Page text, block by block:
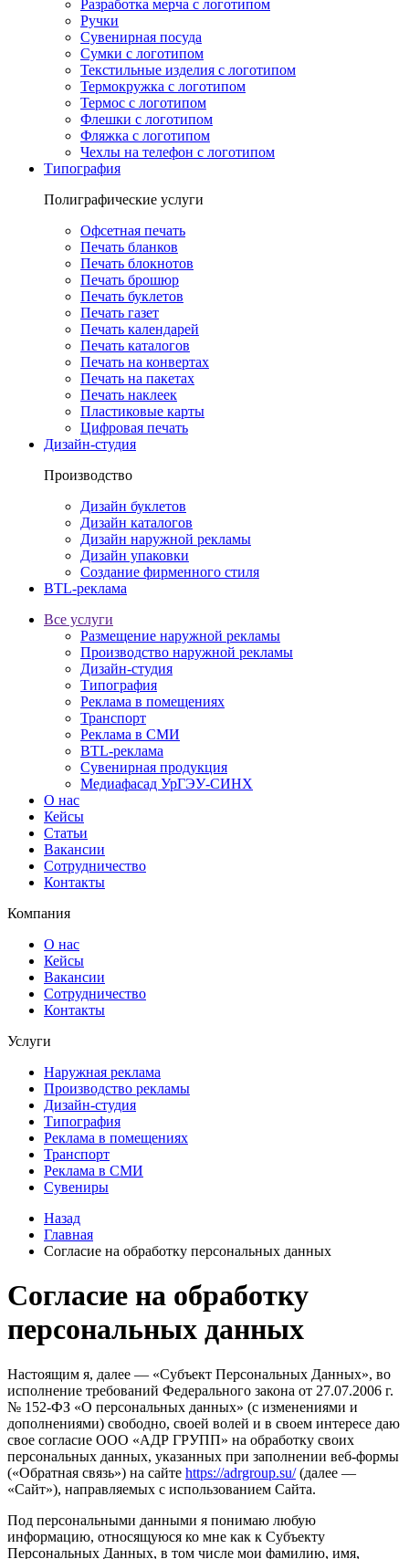
Разработка мерча с логотипом
Ручки
Сувенирная посуда
Сумки с логотипом
Текстильные изделия с логотипом
Термокружка с логотипом
Термос с логотипом
Флешки с логотипом
Фляжка с логотипом
Чехлы на телефон с логотипом
Типография
Полиграфические услуги
Офсетная печать
Печать бланков
Печать блокнотов
Печать брошюр
Печать буклетов
Печать газет
Печать календарей
Печать каталогов
Печать на конвертах
Печать на пакетах
Печать наклеек
Пластиковые карты
Цифровая печать
Дизайн-студия
Производство
Дизайн буклетов
Дизайн каталогов
Дизайн наружной рекламы
Дизайн упаковки
Создание фирменного стиля
BTL-реклама
Все услуги
Размещение наружной рекламы
Производство наружной рекламы
Дизайн-студия
Типография
Реклама в помещениях
Транспорт
Реклама в СМИ
BTL-реклама
Сувенирная продукция
Медиафасад УрГЭУ-СИНХ
О нас
Кейсы
Статьи
Вакансии
Сотрудничество
Контакты
Компания
О нас
Кейсы
Вакансии
Сотрудничество
Контакты
Услуги
Наружная реклама
Производство рекламы
Дизайн-студия
Типография
Реклама в помещениях
Транспорт
Реклама в СМИ
Сувениры
Назад
Главная
Согласие на обработку персональных данных
Согласие на обработку
персональных данных
Настоящим я, далее — «Субъект Персональных Данных», во
исполнение требований Федерального закона от 27.07.2006 г.
№ 152-ФЗ «О персональных данных» (с изменениями и
дополнениями) свободно, своей волей и в своем интересе даю
свое согласие ООО «АДР ГРУПП» на обработку своих
персональных данных, указанных при заполнении веб-формы
(«Обратная связь») на сайте https://adrgroup.su/(далее —
«Сайт»), направляемых с использованием Сайта.
Под персональными данными я понимаю любую
информацию, относящуюся ко мне как к Субъекту
Персональных Данных, в том числе мои фамилию, имя,